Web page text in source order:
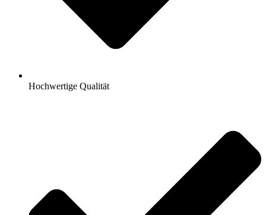
Hochwertige Qualität